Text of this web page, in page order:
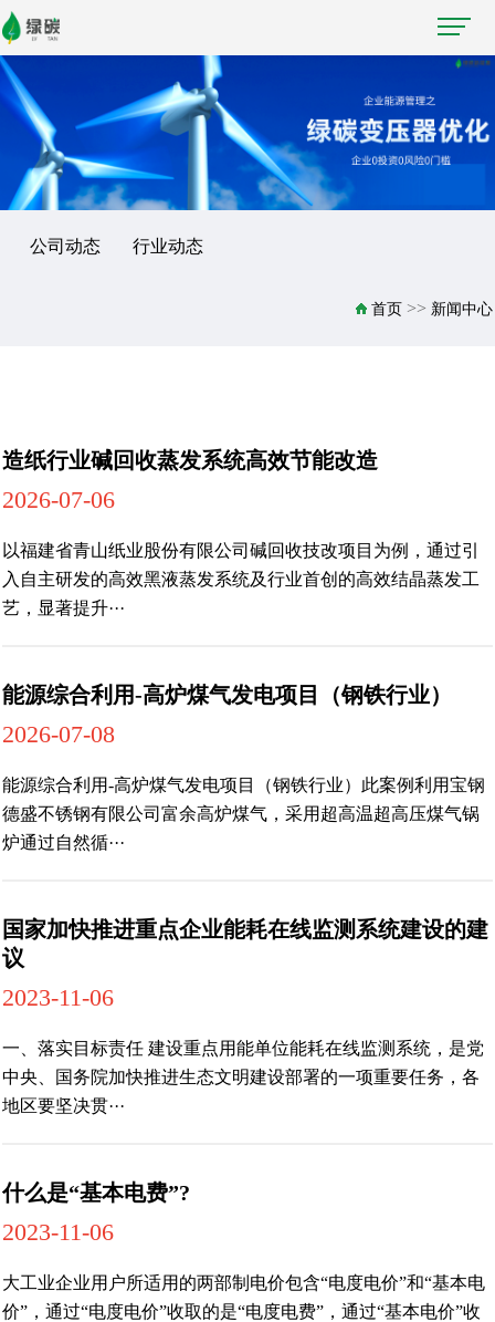
公司动态 行业动态
首页>> 新闻中心
造纸行业碱回收蒸发系统高效节能改造
2026-07-06
以福建省青山纸业股份有限公司碱回收技改项目为例，通过引
入自主研发的高效黑液蒸发系统及行业首创的高效结晶蒸发工
艺，显著提升···
能源综合利用-高炉煤气发电项目（钢铁行业）
2026-07-08
能源综合利用-高炉煤气发电项目（钢铁行业）此案例利用宝钢
德盛不锈钢有限公司富余高炉煤气，采用超高温超高压煤气锅
炉通过自然循···
国家加快推进重点企业能耗在线监测系统建设的建
议
2023-11-06
一、落实目标责任 建设重点用能单位能耗在线监测系统，是党
中央、国务院加快推进生态文明建设部署的一项重要任务，各
地区要坚决贯···
什么是“基本电费”?
2023-11-06
大工业企业用户所适用的两部制电价包含“电度电价”和“基本电
价”，通过“电度电价”收取的是“电度电费”，通过“基本电价”收